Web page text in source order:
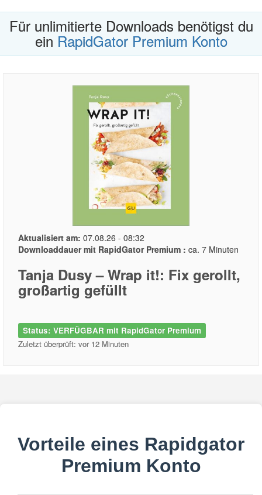
Für unlimitierte Downloads benötigst du
ein RapidGator Premium Konto
Aktualisiert am: 07.08.26 - 08:32
Downloaddauer mit RapidGator Premium : ca. 7 Minuten
Tanja Dusy – Wrap it!: Fix gerollt,
großartig gefüllt
Status: VERFÜGBAR mit RapidGator Premium
Zuletzt überprüft: vor 12 Minuten